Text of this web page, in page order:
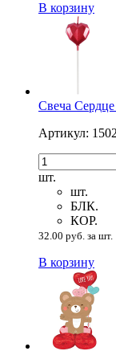
В корзину
Свеча
Артикул:
шт.
шт.
БЛК.
КОР.
32.00 руб. за шт.
В корзину